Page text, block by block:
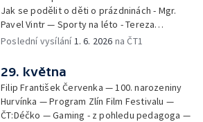
Jak se podělit o děti o prázdninách - Mgr.
Pavel Vintr — Sporty na léto - Tereza
Michalová — Černé ovce — Změny v
v Českém ráji - Tomáš Jeřábek, Magdalena
Borová, Eva Váchová
Poslední vysílání1. 6. 2026 na ČT1
29. května
Filip František Červenka — 100. narozeniny
Hurvínka — Program Zlín Film Festivalu —
ČT:Déčko — Gaming - z pohledu pedagoga —